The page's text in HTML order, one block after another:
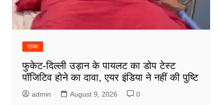
राज्य
फुकेट-दिल्ली उड़ान के पायलट का डोप टेस्ट
पॉजिटिव होने का दावा, एयर इंडिया ने नहीं की पुष्टि
admin August 9, 2026 0